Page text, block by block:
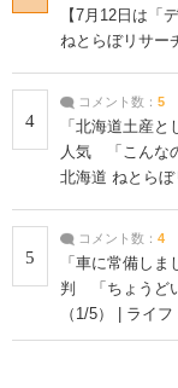
【7月12日は「
ねとらぼリサー
4
コメント数： 5
「北海道土産
人気 「こんな
北海道 ねとらぼ
5
コメント数： 4
「車に常備し
判 「ちょうど
（1/5） | ライ